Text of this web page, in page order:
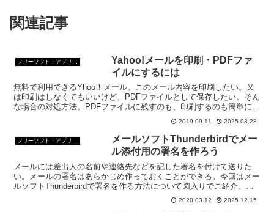
関連記事
フリーソフト・アプリ・Webサービス
Yahoo!メールを印刷・PDFファ
イルにするには
無料で利用できるYhoo！メール。このメール内容を印刷したい。又
は印刷はしなくてもいいけど、PDFファイルとして保存したい。そん
な場合の対処方法。PDFファイルに残すのも、印刷するのも簡単にで
2019.09.11 2025.03.28
フリーソフト・アプリ・Webサービス
メールソフトThunderbirdでメー
ル添付用の署名を作ろう
メールには差出人の名前や連絡先などを記した署名を付けて送りた
い。メールの署名はあらかじめ作っておくことができる。今回はメー
ルソフトThunderbirdで署名を作る方法について図入りでご紹介。あ
らかじめ署名を作っておけば繰り返し利用できる。2020.03.12 2025.12.15